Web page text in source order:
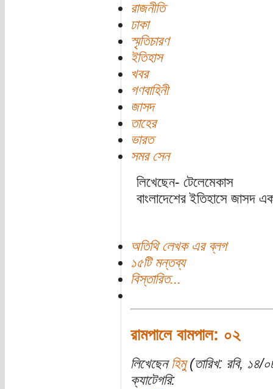
রাজনীতি
ঢাকা
স্মৃতিচারণ
ইতিহাস
খবর
গণবাহিনী
জাসদ
তাহের
ভারত
সমর সেন
লিখেছেন- টেলেমেকাস
বাংলাদেশের ইতিহাসে জাসদ
অতিথি লেখক এর ব্লগ
১৫টি মন্তব্য
বিস্তারিত...
রামপালে বামপাল: ০২
লিখেছেনহিমু(তারিখ: রবি, ১৪/
ক্যাটেগরি: